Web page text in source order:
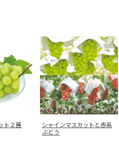
ト２房
シャインマスカットと赤系
ぶどう